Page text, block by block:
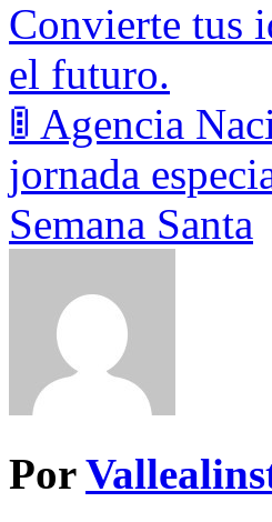
Convierte tus
el futuro.
🚦 Agencia
jornada
Semana Santa
Por